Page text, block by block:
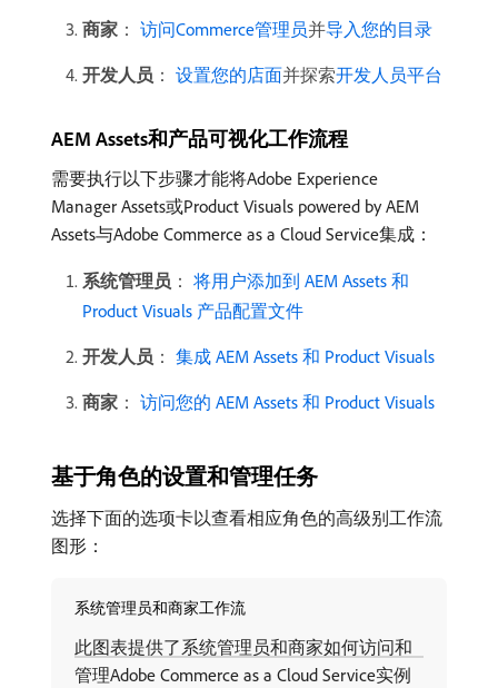
商家 ： 访问Commerce管理员并导入您的目录
开发人员 ： 设置您的店面并探索开发人员平台
AEM Assets和产品可视化工作流程
需要执行以下步骤才能将Adobe Experience
Manager Assets或Product Visuals powered by AEM
Assets与Adobe Commerce as a Cloud Service集成：
系统管理员 ： 将用户添加到 AEM Assets 和
Product Visuals 产品配置文件
开发人员 ： 集成 AEM Assets 和 Product Visuals
商家 ： 访问您的 AEM Assets 和 Product Visuals
基于角色的设置和管理任务
选择下面的选项卡以查看相应角色的高级别工作流
图形：
系统管理员和商家工作流
此图表提供了系统管理员和商家如何访问和
管理Adobe Commerce as a Cloud Service实例